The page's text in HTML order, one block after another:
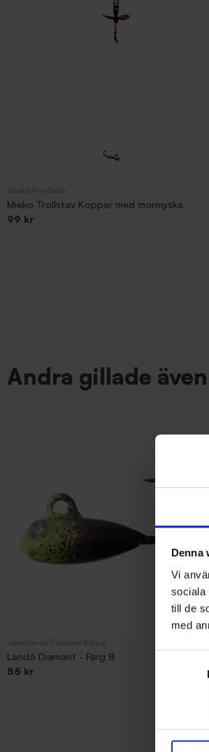
Denna
Vi
sociala
till de
med
Mieko Trollstav Koppar med mormyska
99 kr
Andra gillade även
Landö Diamant - Färg 8
55 kr